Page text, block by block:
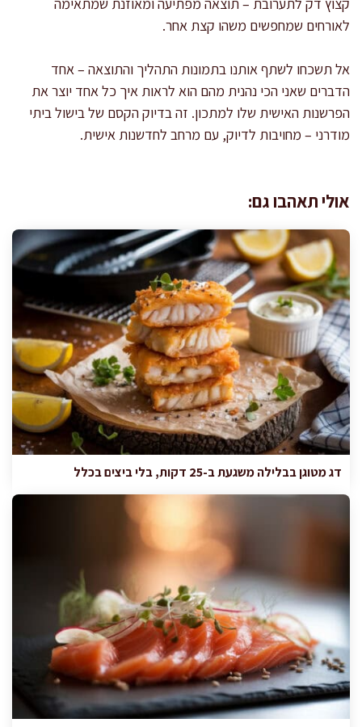
לאורחים שמחפשים משהו קצת אחר.
אל תשכחו לשתף אותנו בתמונות התהליך והתוצאה – אחד
הדברים שאני הכי נהנית מהם הוא לראות איך כל אחד יוצר את
הפרשנות האישית שלו למתכון. זה בדיוק הקסם של בישול ביתי
מודרני – מחויבות לדיוק, עם מרחב לחדשנות אישית.
אולי תאהבו גם:
דג מטוגן בבלילה משגעת ב-25 דקות, בלי ביצים בכלל